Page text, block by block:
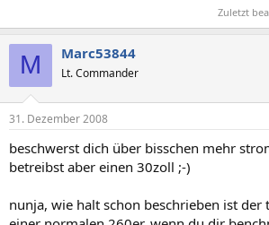
Zuletzt
M Marc53844
Lt. Commander
31. Dezember 2008
beschwerst dich über bisschen mehr
betreibst aber einen 30zoll ;-)
nunja, wie halt schon beschrieben ist der